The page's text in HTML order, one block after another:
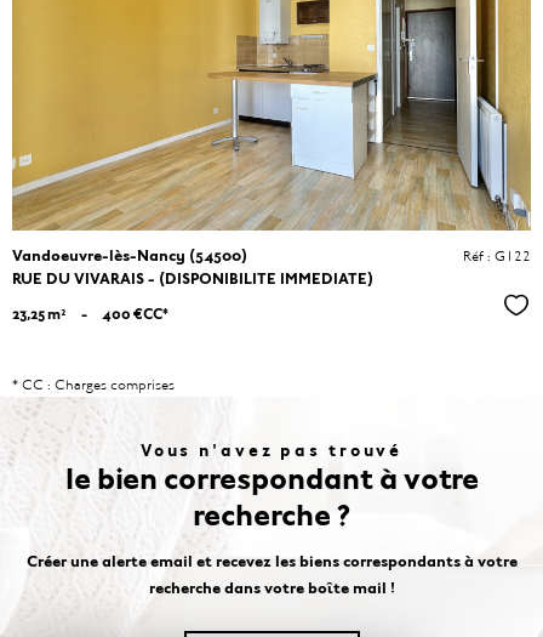
VOIR LE
BIEN
Vandoeuvre-lès-Nancy (54500)
RUE DU VIVARAIS - (DISPONIBILITE IMMEDIATE)
Réf : G122
23,25 m² - 400 €CC*
* CC : Charges comprises
Vous n'avez pas trouvé
le bien correspondant à votre
recherche ?
Créer une alerte email et recevez les biens correspondants à votre
recherche dans votre boîte mail !